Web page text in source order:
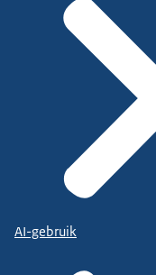
AI-gebruik